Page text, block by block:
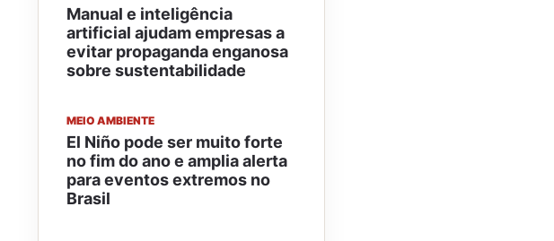
Manual e inteligência
artificial ajudam empresas a
evitar propaganda enganosa
sobre sustentabilidade
MEIO AMBIENTE
El Niño pode ser muito forte
no fim do ano e amplia alerta
para eventos extremos no
Brasil